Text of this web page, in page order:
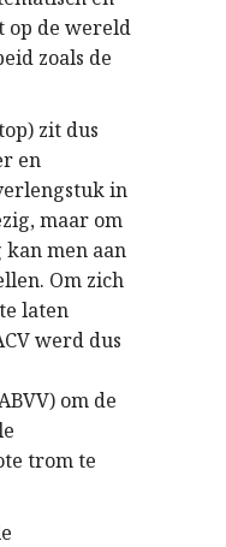
op de wereld
zoals de
zit dus
en
in
maar om
kan men aan
Om zich
laten
werd dus
om de
trom te